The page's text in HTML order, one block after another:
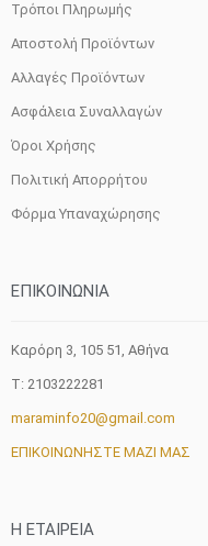
Τρόποι Πληρωμής
Αποστολή Προϊόντων
Αλλαγές Προϊόντων
Ασφάλεια Συναλλαγών
Όροι Χρήσης
Πολιτική Απορρήτου
Φόρμα Υπαναχώρησης
ΕΠΙΚΟΙΝΩΝΙΑ
Καρόρη 3, 105 51, Aθήνα
T: 2103222281
maraminfo20@gmail.com
ΕΠΙΚΟΙΝΩΝΗΣΤΕ ΜΑΖΙ ΜΑΣ
H ETAIΡΕΙΑ